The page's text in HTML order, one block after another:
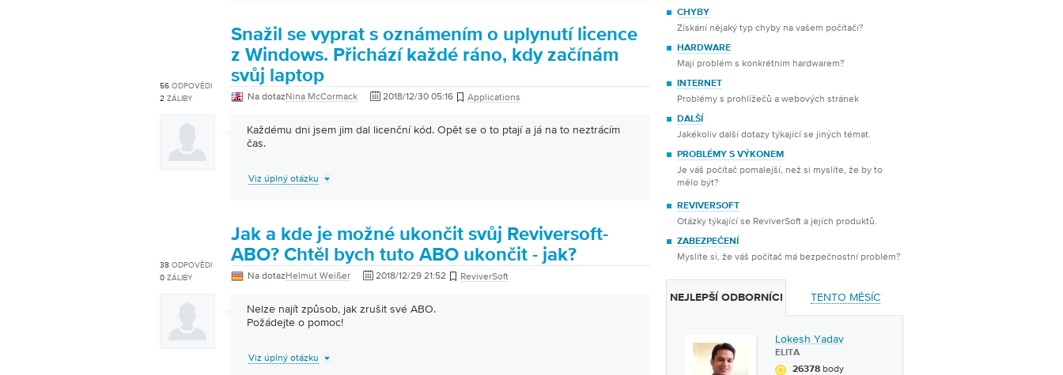
56 ODPOVĚDI
2 ZÁLIBY
Snažil se vyprat s oznámením o uplynutí licence
z Windows. Přichází každé ráno, kdy začínám
svůj laptop
Na dotazNina McCormack 2018/12/30 05:16 Applications
Každému dni jsem jim dal licenční kód. Opět se o to ptají a já na to neztrácím
čas.
Viz úplný otázku
38 ODPOVĚDI
0 ZÁLIBY
Jak a kde je možné ukončit svůj Reviversoft-
ABO? Chtěl bych tuto ABO ukončit - jak?
Na dotazHelmut Weißer 2018/12/29 21:52 ReviverSoft
Nelze najít způsob, jak zrušit své ABO.
Požádejte o pomoc!
Viz úplný otázku
CHYBY
Získání nějaký typ chyby na vašem počítači?
HARDWARE
Mají problém s konkrétním hardwarem?
INTERNET
Problémy s prohlížečů a webových stránek
DALŠÍ
Jakékoliv další dotazy týkající se jiných témat.
PROBLÉMY S VÝKONEM
Je váš počítač pomalejší, než si myslíte, že by to
mělo být?
REVIVERSOFT
Otázky týkající se ReviverSoft a jejích produktů.
ZABEZPEČENÍ
Myslíte si, že váš počítač má bezpečnostní problém?
NEJLEPŠÍ ODBORNÍCI TENTO MĚSÍC
Lokesh Yadav
ELITA
26378 body